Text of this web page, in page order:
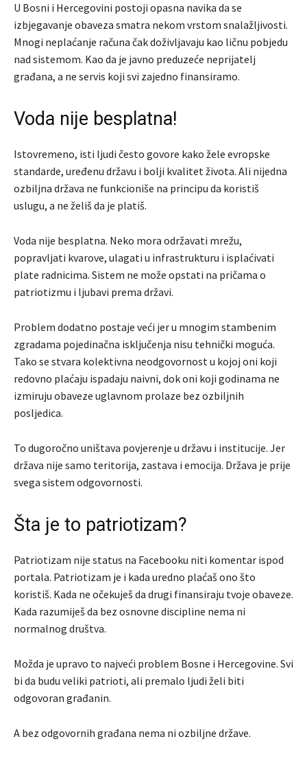
U Bosni i Hercegovini postoji opasna navika da se
izbjegavanje obaveza smatra nekom vrstom snalažljivosti.
Mnogi neplaćanje računa čak doživljavaju kao ličnu pobjedu
nad sistemom. Kao da je javno preduzeće neprijatelj
građana, a ne servis koji svi zajedno finansiramo.
Voda nije besplatna!
Istovremeno, isti ljudi često govore kako žele evropske
standarde, uređenu državu i bolji kvalitet života. Ali nijedna
ozbiljna država ne funkcioniše na principu da koristiš
uslugu, a ne želiš da je platiš.
Voda nije besplatna. Neko mora održavati mrežu,
popravljati kvarove, ulagati u infrastrukturu i isplaćivati
plate radnicima. Sistem ne može opstati na pričama o
patriotizmu i ljubavi prema državi.
Problem dodatno postaje veći jer u mnogim stambenim
zgradama pojedinačna isključenja nisu tehnički moguća.
Tako se stvara kolektivna neodgovornost u kojoj oni koji
redovno plaćaju ispadaju naivni, dok oni koji godinama ne
izmiruju obaveze uglavnom prolaze bez ozbiljnih
posljedica.
To dugoročno uništava povjerenje u državu i institucije. Jer
država nije samo teritorija, zastava i emocija. Država je prije
svega sistem odgovornosti.
Šta je to patriotizam?
Patriotizam nije status na Facebooku niti komentar ispod
portala. Patriotizam je i kada uredno plaćaš ono što
koristiš. Kada ne očekuješ da drugi finansiraju tvoje obaveze.
Kada razumiješ da bez osnovne discipline nema ni
normalnog društva.
Možda je upravo to najveći problem Bosne i Hercegovine. Svi
bi da budu veliki patrioti, ali premalo ljudi želi biti
odgovoran građanin.
A bez odgovornih građana nema ni ozbiljne države.